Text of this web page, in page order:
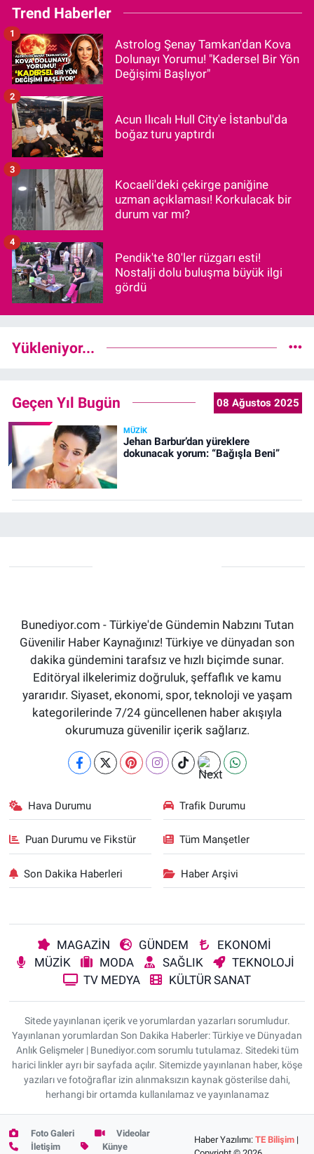
Trend Haberler
Astrolog Şenay Tamkan'dan Kova
Dolunayı Yorumu! "Kadersel Bir Yön
Değişimi Başlıyor"
1
Acun Ilıcalı Hull City'e İstanbul'da
boğaz turu yaptırdı
2
Kocaeli'deki çekirge paniğine
uzman açıklaması! Korkulacak bir
durum var mı?
3
Pendik'te 80'ler rüzgarı esti!
Nostalji dolu buluşma büyük ilgi
gördü
4
Yükleniyor...
Geçen Yıl Bugün 08 Ağustos 2025
MÜZIK
Jehan Barbur’dan yüreklere
dokunacak yorum: “Bağışla Beni”
Bunediyor.com - Türkiye'de Gündemin Nabzını Tutan
Güvenilir Haber Kaynağınız! Türkiye ve dünyadan son
dakika gündemini tarafsız ve hızlı biçimde sunar.
Editöryal ilkelerimiz doğruluk, şeffaflık ve kamu
yararıdır. Siyaset, ekonomi, spor, teknoloji ve yaşam
kategorilerinde 7/24 güncellenen haber akışıyla
okurumuza güvenilir içerik sağlarız.
Hava Durumu Trafik Durumu
Puan Durumu ve Fikstür Tüm Manşetler
Son Dakika Haberleri Haber Arşivi
MAGAZİN GÜNDEM
EKONOMİ
MÜZİK
MODA SAĞLIK
TEKNOLOJİ
TV MEDYA
KÜLTÜR SANAT
Sitede yayınlanan içerik ve yorumlardan yazarları sorumludur.
Yayınlanan yorumlardan Son Dakika Haberler: Türkiye ve Dünyadan
Anlık Gelişmeler | Bunediyor.com sorumlu tutulamaz. Sitedeki tüm
harici linkler ayrı bir sayfada açılır. Sitemizde yayınlanan haber, köşe
yazıları ve fotoğraflar izin alınmaksızın kaynak gösterilse dahi,
herhangi bir ortamda kullanılamaz ve yayınlanamaz
Foto Galeri
Videolar
İletişim
Künye
Haber Yazılımı:TE Bilişim |